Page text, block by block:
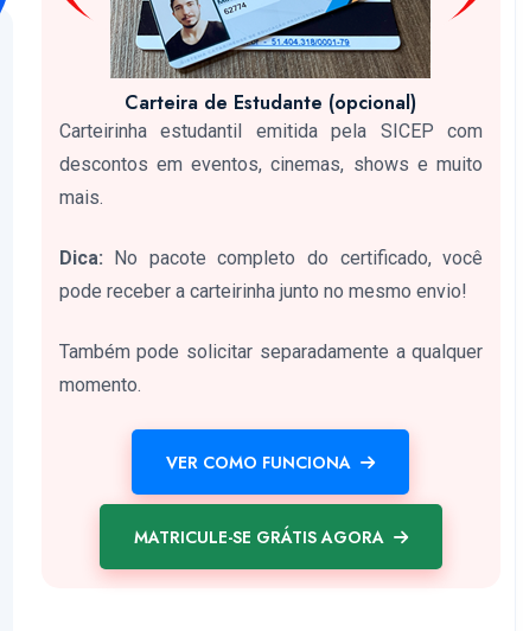
Carteira de Estudante (opcional)
Carteirinha estudantil emitida pela SICEP com
descontos em eventos, cinemas, shows e muito
mais.
Dica: No pacote completo do certificado, você
pode receber a carteirinha junto no mesmo envio!
Também pode solicitar separadamente a qualquer
momento.
VER COMO FUNCIONA
MATRICULE-SE GRÁTIS AGORA